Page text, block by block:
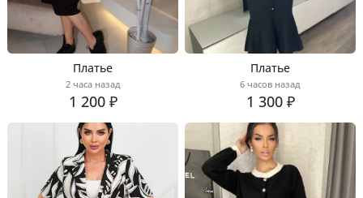
Платье
2 часа назад
1 200 ₽
Платье
6 часов назад
1 300 ₽